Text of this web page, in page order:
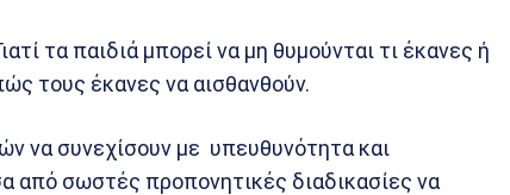
τα παιδιά μπορεί να μη θυμούνται τι έκανες ή
τους έκανες να αισθανθούν.
να συνεχίσουν με υπευθυνότητα και
από σωστές προπονητικές διαδικασίες να